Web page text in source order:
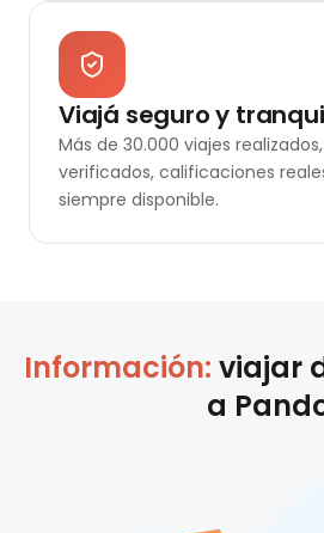
Viajá seguro y
Más de 30.000 viajes
verificados, calificaciones
siempre disponible.
Información: viajar
a